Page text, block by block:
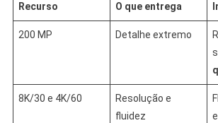
Recurso O que entrega
200 MP Detalhe extremo
8K/30 e 4K/60
Resolução e
fluidez